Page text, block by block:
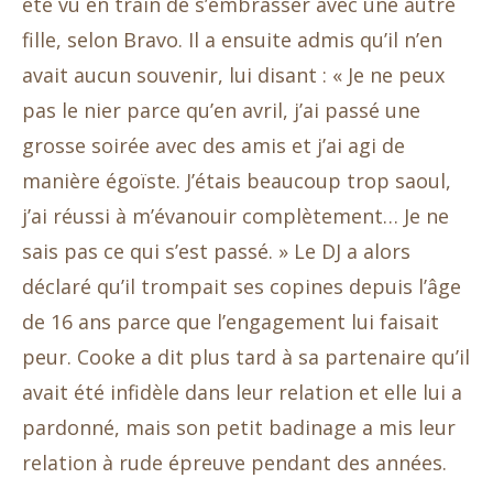
fille, selon Bravo. Il a ensuite admis qu’il n’en
avait aucun souvenir, lui disant : « Je ne peux
pas le nier parce qu’en avril, j’ai passé une
grosse soirée avec des amis et j’ai agi de
manière égoïste. J’étais beaucoup trop saoul,
j’ai réussi à m’évanouir complètement… Je ne
sais pas ce qui s’est passé. » Le DJ a alors
déclaré qu’il trompait ses copines depuis l’âge
de 16 ans parce que l’engagement lui faisait
peur. Cooke a dit plus tard à sa partenaire qu’il
avait été infidèle dans leur relation et elle lui a
pardonné, mais son petit badinage a mis leur
relation à rude épreuve pendant des années.